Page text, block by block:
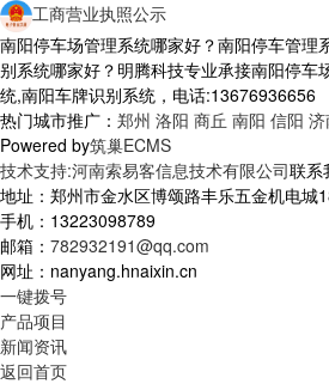
工商营业执照公示
南阳停车场管理系统哪家好？南阳停车管理
别系统哪家好？明腾科技专业承接南阳停车
统,南阳车牌识别系统，电话:13676936656
热门城市推广： 郑州 洛阳 商丘 南阳 信阳
Powered by筑巢ECMS
技术支持:河南索易客信息技术有限公司联系
地址：郑州市金水区博颂路丰乐五金机电城
手机：13223098789
邮箱： 782932191@qq.com
网址：nanyang.hnaixin.cn
一键拨号
产品项目
新闻资讯
返回首页